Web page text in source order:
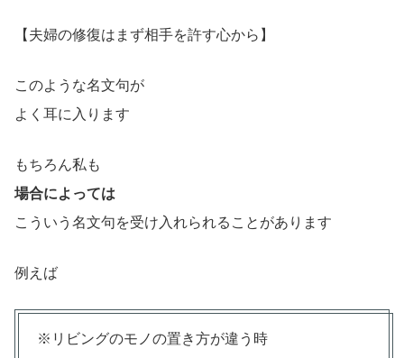
【夫婦の修復はまず相手を許す心から】
このような名文句が
よく耳に入ります
もちろん私も
場合によっては
こういう名文句を受け入れられることがあります
例えば
※リビングのモノの置き方が違う時